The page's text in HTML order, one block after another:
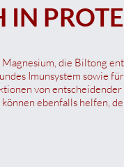
IN
Magnesium, die Biltong
Imunsystem sowie
von
ebenfalls helfen,